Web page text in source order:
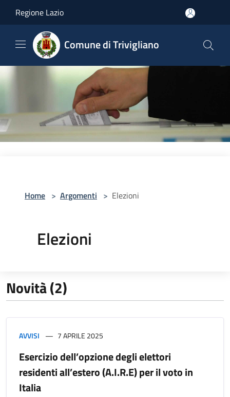
Regione Lazio
Comune di Trivigliano
Home > Argomenti > Elezioni
Elezioni
Novità (2)
AVVISI 7 APRILE 2025
Esercizio dell’opzione degli elettori
residenti all’estero (A.I.R.E) per il voto in
Italia